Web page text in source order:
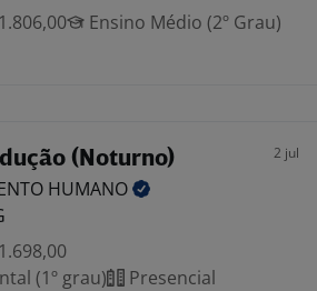
Ensino Médio (2º Grau)
(Noturno) 2 jul
HUMANO
(1º grau)
Presencial